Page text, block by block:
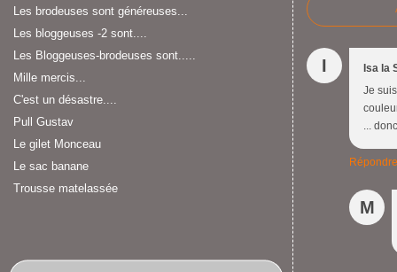
Les brodeuses sont généreuses...
Les bloggeuses -2 sont....
Les Bloggeuses-brodeuses sont.....
Mille mercis...
C'est un désastre....
Pull Gustav
Le gilet Monceau
Le sac banane
Trousse matelassée
I
Isa la
Je
...
Répondre
M